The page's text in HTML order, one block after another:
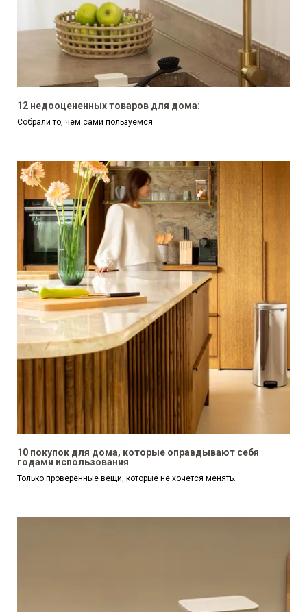
12 недооцененных товаров для дома:
Собрали то, чем сами пользуемся
10 покупок для дома, которые оправдывают себя
годами использования
Только проверенные вещи, которые не хочется менять.